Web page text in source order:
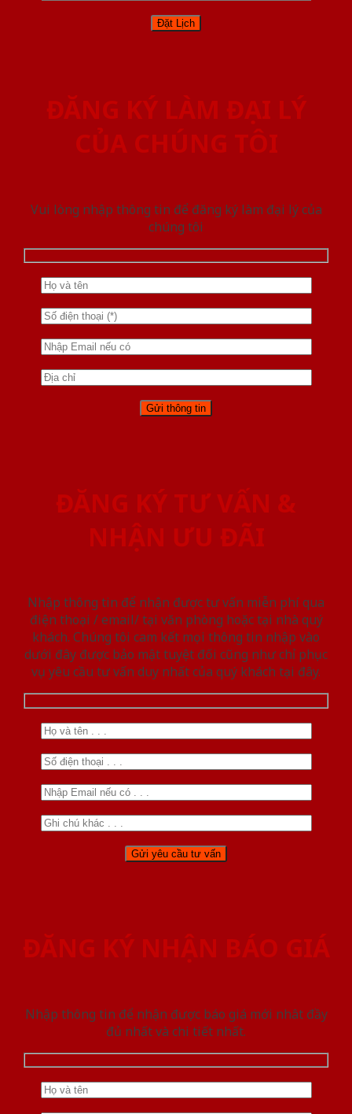
ĐĂNG KÝ LÀM ĐẠI LÝ
CỦA CHÚNG TÔI
Vui lòng nhập thông tin để đăng ký làm đại lý của
chúng tôi
ĐĂNG KÝ TƯ VẤN &
NHẬN ƯU ĐÃI
Nhập thông tin để nhận được tư vấn miễn phí qua
điện thoại / email/ tại văn phòng hoặc tại nhà quý
khách. Chúng tôi cam kết mọi thông tin nhập vào
dưới đây được bảo mật tuyệt đối cũng như chỉ phục
vụ yêu cầu tư vấn duy nhất của quý khách tại đây.
ĐĂNG KÝ NHẬN BÁO GIÁ
Nhập thông tin để nhận được báo giá mới nhât đầy
đủ nhất và chi tiết nhất.